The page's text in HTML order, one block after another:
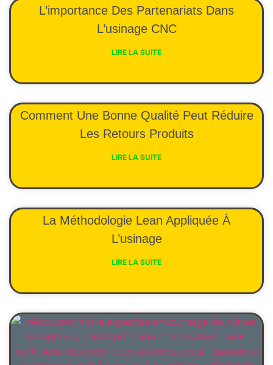
L’importance Des Partenariats Dans
L’usinage CNC
LIRE LA SUITE
Comment Une Bonne Qualité Peut Réduire
Les Retours Produits
LIRE LA SUITE
La Méthodologie Lean Appliquée À
L’usinage
LIRE LA SUITE